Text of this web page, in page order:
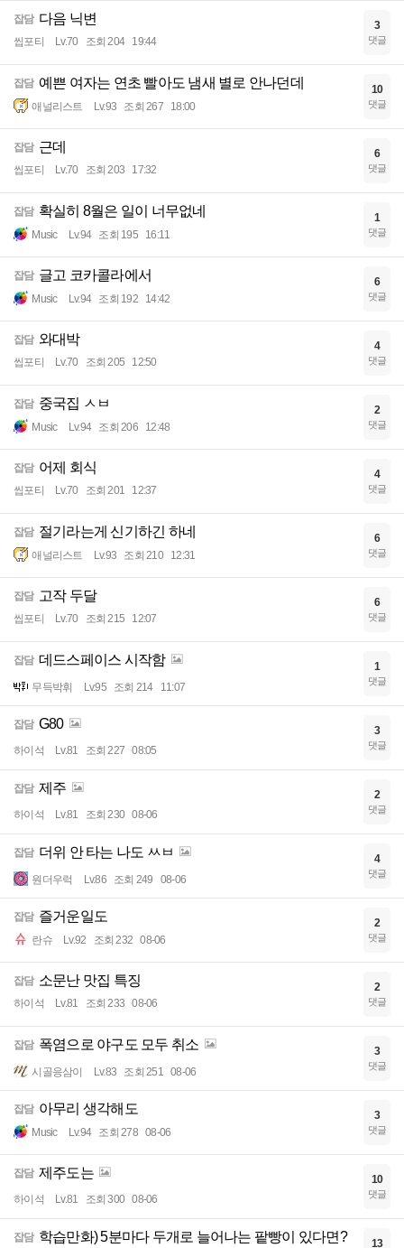
잡담 다음 닉변
씹포티 Lv.70 조회 204 19:44
3
댓글
잡담 예쁜 여자는 연초 빨아도 냄새 별로 안나던데
애널리스트 Lv.93 조회 267 18:00
10
댓글
잡담 근데
씹포티 Lv.70 조회 203 17:32
6
댓글
잡담 확실히 8월은 일이 너무없네
Music Lv.94 조회 195 16:11
1
댓글
잡담 글고 코카콜라에서
Music Lv.94 조회 192 14:42
6
댓글
잡담 와대박
씹포티 Lv.70 조회 205 12:50
4
댓글
잡담 중국집 ㅅㅂ
Music Lv.94 조회 206 12:48
2
댓글
잡담 어제 회식
씹포티 Lv.70 조회 201 12:37
4
댓글
잡담 절기라는게 신기하긴 하네
애널리스트 Lv.93 조회 210 12:31
6
댓글
잡담 고작 두달
씹포티 Lv.70 조회 215 12:07
6
댓글
잡담 데드스페이스 시작함
무득박휘 Lv.95 조회 214 11:07
1
댓글
잡담 G80
하이석 Lv.81 조회 227 08:05
3
댓글
잡담 제주
하이석 Lv.81 조회 230 08-06
2
댓글
잡담 더위 안 타는 나도 ㅆㅂ
원더우럭 Lv.86 조회 249 08-06
4
댓글
잡담 즐거운일도
란슈 Lv.92 조회 232 08-06
2
댓글
잡담 소문난 맛집 특징
하이석 Lv.81 조회 233 08-06
2
댓글
잡담 폭염으로 야구도 모두 취소
시골응삼이 Lv.83 조회 251 08-06
3
댓글
잡담 아무리 생각해도
Music Lv.94 조회 278 08-06
3
댓글
잡담 제주도는
하이석 Lv.81 조회 300 08-06
10
댓글
잡담 학습만화) 5분마다 두개로 늘어나는 팥빵이 있다면? 13